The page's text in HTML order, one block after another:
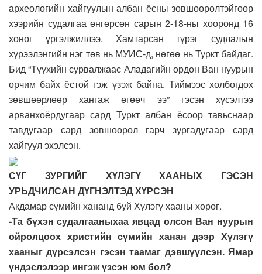
археологийн хайгуулын албан ёсны зөвшөөрөлтэйгөөр
хээрийн судалгаа өнгөрсөн сарын 2-18-ны хооронд 16
хоног үргэлжиллээ. Хамтарсан түрэг судлалын
хүрээлэнгийн нэг төв нь МУИС-д, нөгөө нь Туркт байдаг.
Бид “Түүхийн сурвалжаас Аладагийн ордон Ван нуурын
орчим байх ёстой гэж үзэж байна. Тиймээс холбогдох
зөвшөөрлөөр хангаж өгөөч ээ” гэсэн хүсэлтээ
арванхоёрдугаар сард Туркт албан ёсоор тавьснаар
тавдугаар сард зөвшөөрөл гарч зургадугаар сард
хайгуул эхэлсэн.
СҮГ ЗУРГИЙГ ХҮЛЭГҮ ХААНЫХ ГЭСЭН
УРЬДЧИЛСАН ДҮГНЭЛТЭД ХҮРСЭН
Акдамар сүмийн хананд буй Хүлэгү хааны хөрөг.
-Та бүхэн судалгааныхаа явцад олсон Ван нуурын
ойролцоох христийн сүмийн ханан дээр Хүлэгү
хааныг дүрсэлсэн гэсэн таамаг дэвшүүлсэн. Ямар
үндэслэлээр ингэж үзсэн юм бол?